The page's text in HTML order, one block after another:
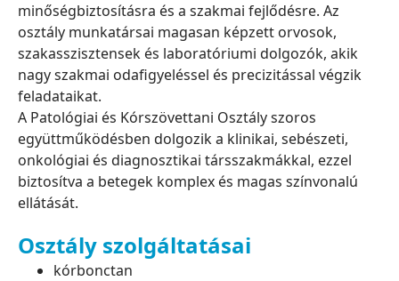
minőségbiztosításra és a szakmai fejlődésre. Az
osztály munkatársai magasan képzett orvosok,
szakasszisztensek és laboratóriumi dolgozók, akik
nagy szakmai odafigyeléssel és precizitással végzik
feladataikat.
A Patológiai és Kórszövettani Osztály szoros
együttműködésben dolgozik a klinikai, sebészeti,
onkológiai és diagnosztikai társszakmákkal, ezzel
biztosítva a betegek komplex és magas színvonalú
ellátását.
Osztály szolgáltatásai
kórbonctan